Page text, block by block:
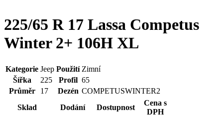
225/65 R 17 Lassa Competus
Winter 2+ 106H XL
Kategorie Jeep Použití Zimní
Šířka
225 Profil 65
Průměr
17 Dezén COMPETUSWINTER2
Sklad
Dodání Dostupnost
Cena s
DPH